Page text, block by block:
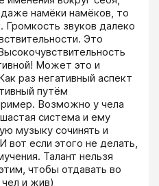
намёки намёков, то
Громкость звуков далеко
Это
Может это и
раз негативный аспект
путём
Возможно у чела
система и ему
музыку сочинять и
вот если этого не делать,
Талант нельзя
чтобы отдавать во
и жив)